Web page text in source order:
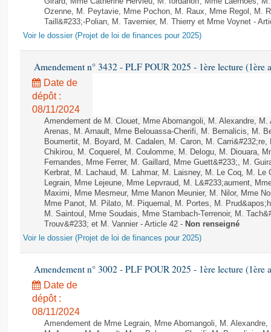
Ozenne, M. Peytavie, Mme Pochon, M. Raux, Mme Regol, M.
Taill&#233;-Polian, M. Tavernier, M. Thierry et Mme Voynet -
Voir le dossier (Projet de loi de finances pour 2025)
Amendement n° 3432 - PLF POUR 2025 - 1ère lecture (1ère
Date de
dépôt :
08/11/2024
Amendement de M. Clouet, Mme Abomangoli, M. Alexandre,
Arenas, M. Arnault, Mme Belouassa-Cherifi, M. Bernalicis, M.
Boumertit, M. Boyard, M. Cadalen, M. Caron, M.
Chikirou, M. Coquerel, M. Coulomme, M. Delogu, M. Diouara,
Fernandes, Mme Ferrer, M. Gaillard, Mme Guett&#233;, M.
Kerbrat, M. Lachaud, M. Lahmar, M. Laisney, M. Le Coq, M. Le
Legrain, Mme Lejeune, Mme Lepvraud, M. L&#233;aument,
Maximi, Mme Mesmeur, Mme Manon Meunier, M. Nilor, Mme
Mme Panot, M. Pilato, M. Piquemal, M. Portes, M.
M. Saintoul, Mme Soudais, Mme Stambach-Terrenoir, M.
Trouv&#233; et M. Vannier - Article 42 - Non renseigné
Voir le dossier (Projet de loi de finances pour 2025)
Amendement n° 3002 - PLF POUR 2025 - 1ère lecture (1ère
Date de
dépôt :
08/11/2024
Amendement de Mme Legrain, Mme Abomangoli, M.